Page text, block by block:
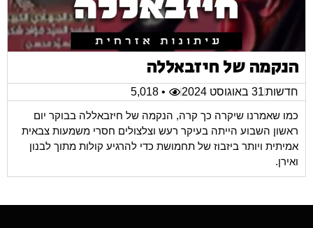
הנקמה של חיזבאללה
חדשות31 באוגוסט 2024
• 5,018
כמו שאמרנו שיקרה כך קרה, הנקמה של חיזבאללה בבוקר יום
ראשון השבוע הייתה בעיקר רעש וצלצולים חסרי משמעות צבאית
אמיתית ויותר ביזבוז של תחמושת כדי להרגיע קולות מתוך לבנון
ואירן.